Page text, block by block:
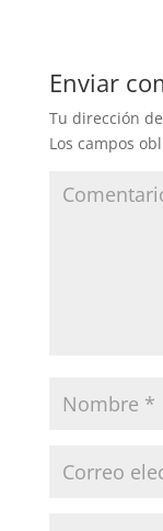
Enviar
Tu dirección
Los campos